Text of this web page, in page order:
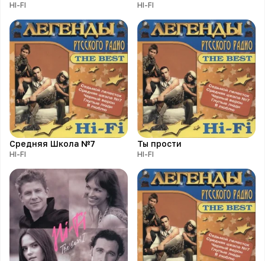
HI-FI HI-FI
Средняя Школа №7
HI-FI
Ты прости
HI-FI